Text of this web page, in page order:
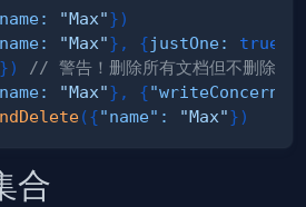
name: "Max"})
name: "Max"} , {justOne: true
})
// 警告！删除所有文档但不删除集
name: "Max"} , {"writeConcern"
({"name" : "Max"})
合